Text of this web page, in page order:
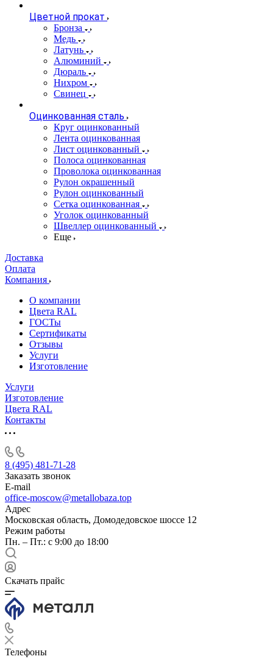
Цветной прокат
Бронза
Медь
Латунь
Алюминий
Дюраль
Нихром
Свинец
Оцинкованная сталь
Круг оцинкованный
Лента оцинкованная
Лист оцинкованный
Полоса оцинкованная
Проволока оцинкованная
Рулон окрашенный
Рулон оцинкованный
Сетка оцинкованная
Уголок оцинкованный
Швеллер оцинкованный
Еще
Доставка
Оплата
Компания
О компании
Цвета RAL
ГОСТы
Сертификаты
Отзывы
Услуги
Изготовление
Услуги
Изготовление
Цвета RAL
Контакты
8 (495) 481-71-28
Заказать звонок
E-mail
office-moscow@metallobaza.top
Адрес
Московская область, Домодедовское шоссе 12
Режим работы
Пн. – Пт.: с 9:00 до 18:00
Скачать прайс
Телефоны